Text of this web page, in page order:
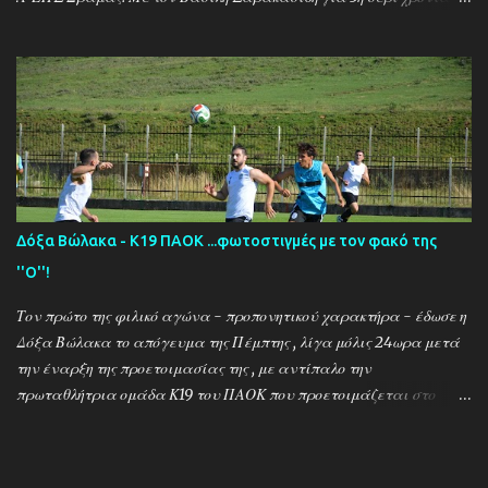
δυναμική των ''κιτρινόμαυρων''! Παρακάτω δείτε φωτοστιγμές
απο τις προπονήσεις της δραμινής ομάδας μέσα απο τον φακό της
''Ο'' που βρέθηκε στο γήπεδο του Καλαμπακίου ενώ δηλώσεις
κάνουν οι κ.κ. Σαρακασίδης Βασίλης (προπονητής) , Βαβλιάκης
Χρόνης (τεχνικός διευθυντής) και οι ποδοσφαιριστές Μάριος
Βουτσινάς και Ηλίας Σταμπουλής!
Δόξα Βώλακα - Κ19 ΠΑΟΚ ...φωτοστιγμές με τον φακό της
''Ο''!
Τον πρώτο της φιλικό αγώνα - προπονητικού χαρακτήρα - έδωσε η
Δόξα Βώλακα το απόγευμα της Πέμπτης , λίγα μόλις 24ωρα μετά
την έναρξη της προετοιμασίας της , με αντίπαλο την
πρωταθλήτρια ομάδα Κ19 του ΠΑΟΚ που προετοιμάζεται στο